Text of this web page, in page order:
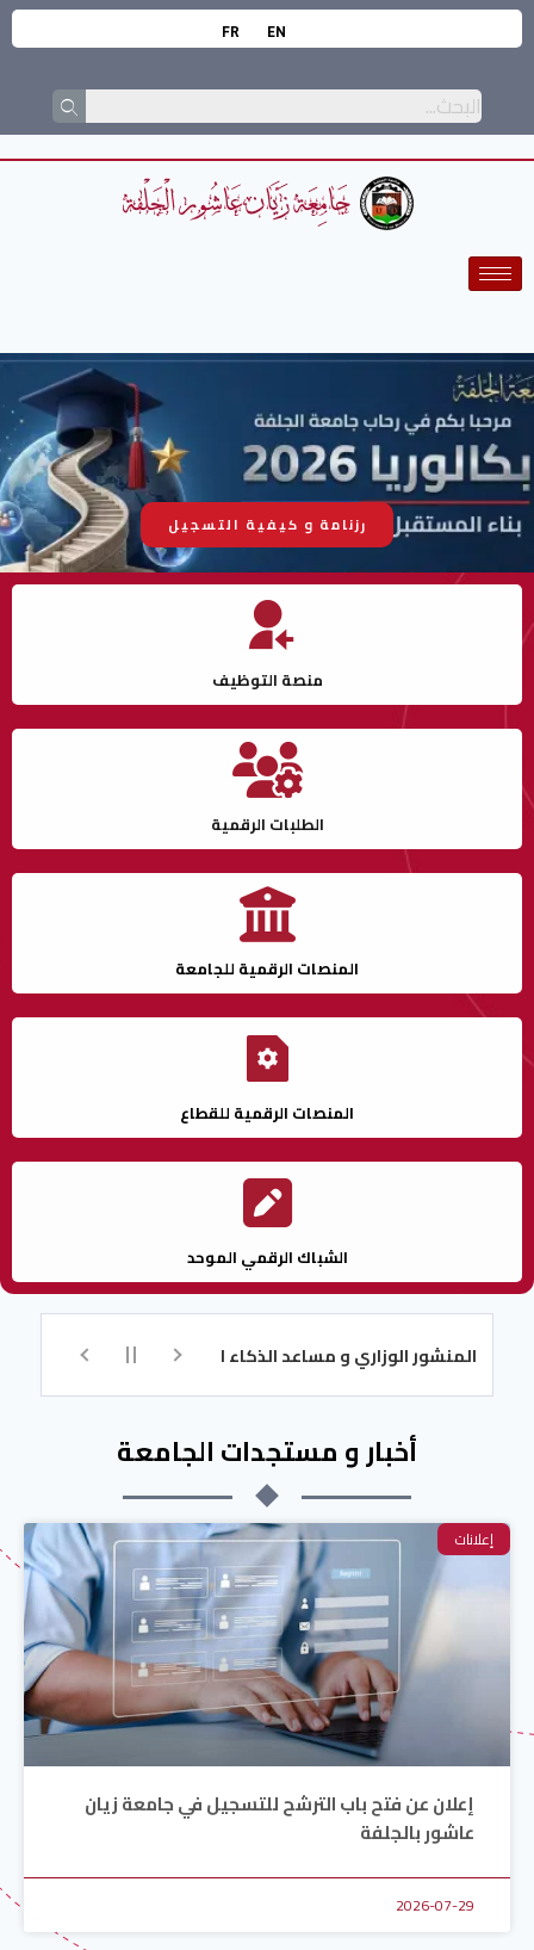
EN
FR
رزنامة و كيفية التسجيل
منصة التوظيف
الطلبات الرقمية
المنصات الرقمية للجامعة
المنصات الرقمية للقطاع
الشباك الرقمي الموحد
الوزاري و مساعد الذكاء الاصطناعي للتسجيل تكوين اللغة
أخبار و مستجدات الجامعة
إعلانات
إعلان عن فتح باب الترشح للتسجيل في جامعة زيان
عاشور بالجلفة
2026-07-29